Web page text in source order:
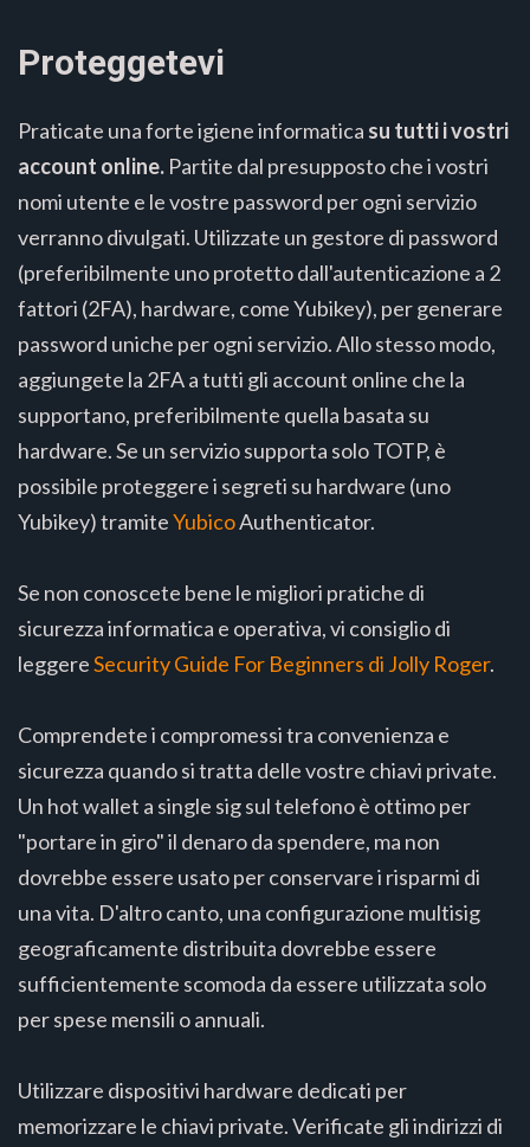
Proteggetevi
Praticate una forte igiene informatica su tutti i vostri
account online. Partite dal presupposto che i vostri
nomi utente e le vostre password per ogni servizio
verranno divulgati. Utilizzate un gestore di password
(preferibilmente uno protetto dall'autenticazione a 2
fattori (2FA), hardware, come Yubikey), per generare
password uniche per ogni servizio. Allo stesso modo,
aggiungete la 2FA a tutti gli account online che la
supportano, preferibilmente quella basata su
hardware. Se un servizio supporta solo TOTP, è
possibile proteggere i segreti su hardware (uno
Yubikey) tramiteYubicoAuthenticator.
Se non conoscete bene le migliori pratiche di
sicurezza informatica e operativa, vi consiglio di
leggereSecurity Guide For Beginners di Jolly Roger.
Comprendete i compromessi tra convenienza e
sicurezza quando si tratta delle vostre chiavi private.
Un hot wallet a single sig sul telefono è ottimo per
"portare in giro" il denaro da spendere, ma non
dovrebbe essere usato per conservare i risparmi di
una vita. D'altro canto, una configurazione multisig
geograficamente distribuita dovrebbe essere
sufficientemente scomoda da essere utilizzata solo
per spese mensili o annuali.
Utilizzare dispositivi hardware dedicati per
memorizzare le chiavi private. Verificate gli indirizzi di